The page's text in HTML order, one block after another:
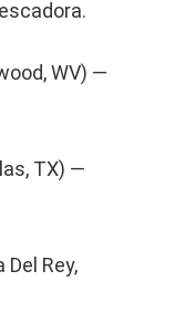
WV) —
TX) —
Del Rey,